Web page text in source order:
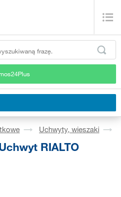
Uchwyty, wieszaki
RIALTO